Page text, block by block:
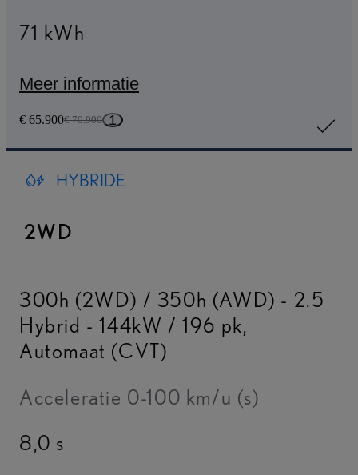
71 kWh
Meer informatie
€ 65.900€ 70.900 1
HYBRIDE
2WD
300h (2WD) / 350h (AWD) - 2.5
Hybrid - 144kW / 196 pk,
Automaat (CVT)
Acceleratie 0-100 km/u (s)
8,0 s